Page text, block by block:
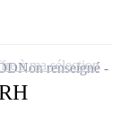
Non renseigné
à ma sélection